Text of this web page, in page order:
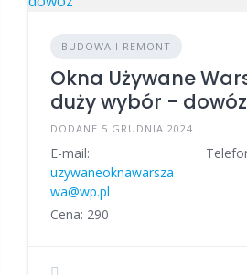
BUDOWA I REMONT
Okna Używane
duży wybór - dowóz
DODANE 5 GRUDNIA 2024
E-mail:
uzywaneoknawarsza
wa@wp.pl
Cena: 290